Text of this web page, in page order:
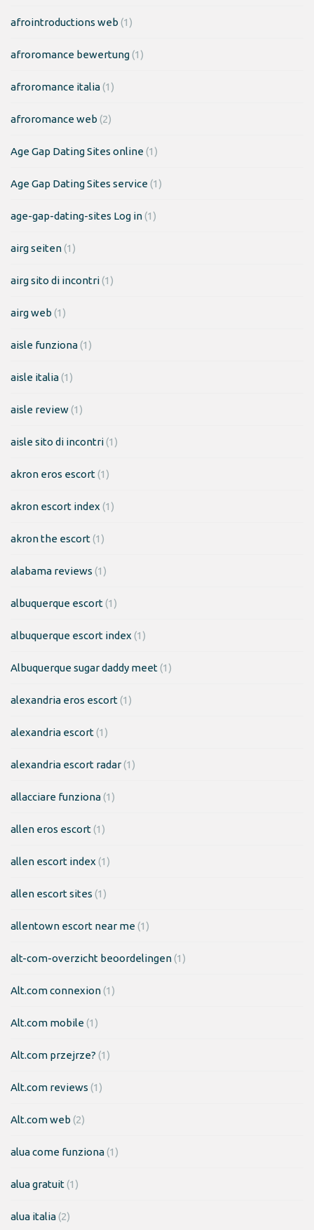
afrointroductions web (1)
afroromance bewertung(1)
afroromance italia(1)
afroromance web (2)
Age Gap Dating Sites online(1)
Age Gap Dating Sites service(1)
age-gap-dating-sites Log in(1)
airg seiten(1)
airg sito di incontri(1)
airg web (1)
aisle funziona(1)
aisle italia(1)
aisle review(1)
aisle sito di incontri(1)
akron eros escort(1)
akron escort index (1)
akron the escort(1)
alabama reviews (1)
albuquerque escort(1)
albuquerque escort index (1)
Albuquerque sugar daddy meet(1)
alexandria eros escort(1)
alexandria escort(1)
alexandria escort radar(1)
allacciare funziona(1)
allen eros escort(1)
allen escort index (1)
allen escort sites (1)
allentown escort near me(1)
alt-com-overzicht beoordelingen(1)
Alt.com connexion(1)
Alt.com mobile(1)
Alt.com przejrze? (1)
Alt.com reviews (1)
Alt.com web (2)
alua come funziona(1)
alua gratuit(1)
alua italia(2)